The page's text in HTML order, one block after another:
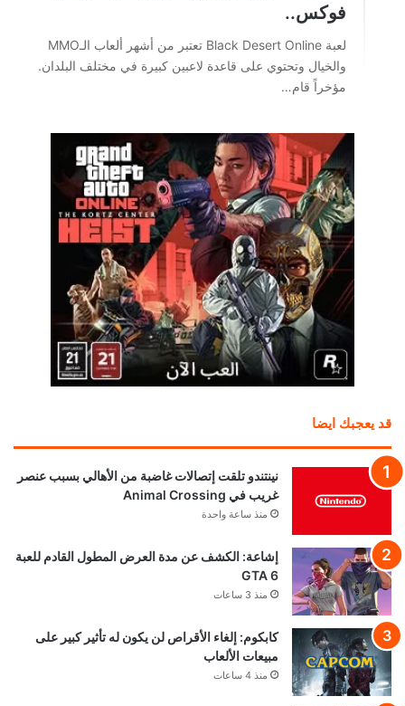
فوكس..
لعبة Black Desert Online تعتبر من أشهر ألعاب الـMMO
والخيال وتحتوي على قاعدة لاعبين كبيرة في مختلف البلدان.
مؤخراً قام…
قد يعجبك ايضا
نينتندو تلقت إتصالات غاضبة من الأهالي بسبب عنصر
غريب في Animal Crossing
منذ ساعة واحدة
إشاعة: الكشف عن مدة العرض المطول القادم للعبة
GTA 6
منذ 3 ساعات
كابكوم: إلغاء الأقراص لن يكون له تأثير كبير على
مبيعات الألعاب
منذ 4 ساعات